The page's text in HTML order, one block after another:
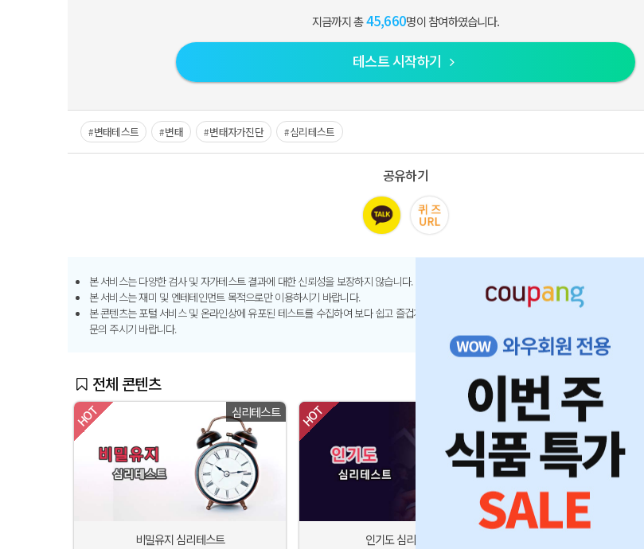
지금까지 총45,660명이 참여하였습니다.
테스트 시작하기
변태테스트 변태 변태자가진단 심리테스트
공유하기
본 서비스는 다양한 검사 및 자가테스트 결과에 대한 신뢰성을 보장하지 않습니다.
본 서비스는 재미 및 엔테테인먼트 목적으로만 이용하시기 바랍니다.
본 콘텐츠는 포털 서비스 및 온라인상에 유포된 테스트를 수집하여 보다 쉽고 즐겁게 이용할 수 있도록 제공하고 있으며, 삭제 및 문의 요청
문의 주시기 바랍니다.
전체 콘텐츠
심리테스트
비밀유지 심리테스트
심리테스트
인기도 심리테스트 친구 스타